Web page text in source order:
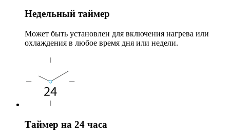
Недельный таймер
Может быть установлен для включения нагрева или
охлаждения в любое время дня или недели.
Таймер на 24 часа